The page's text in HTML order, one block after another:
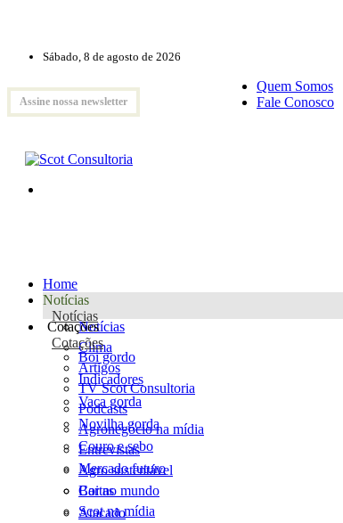
Sábado, 8 de agosto de 2026
Assine nossa newsletter
Quem Somos
Fale Conosco
Home
Notícias
Notícias
Notícias
Clima
Artigos
TV Scot Consultoria
Podcasts
Agronegócio na mídia
Entrevistas
Agro sustentável
Cartas
Scot na mídia
Cotações
Cotações
Boi gordo
Indicadores
Vaca gorda
Novilha gorda
Couro e sebo
Mercado futuro
Boi no mundo
Atacado